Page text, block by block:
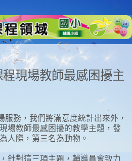
現場教師最感困擾主
服務，我們將滿意度統計出來外，
場教師最感困擾的教學主題，發
人際，第三名為動物。
針對這三項主題，輔導員會致力